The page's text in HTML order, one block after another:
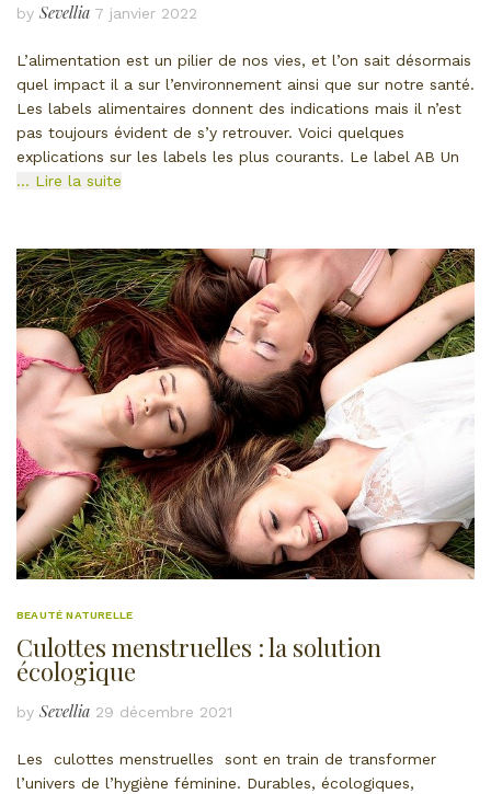
by Sevellia 7 janvier 2022
L’alimentation est un pilier de nos vies, et l’on sait désormais
quel impact il a sur l’environnement ainsi que sur notre santé.
Les labels alimentaires donnent des indications mais il n’est
pas toujours évident de s’y retrouver. Voici quelques
explications sur les labels les plus courants. Le label AB Un
… Lire la suite
BEAUTÉ NATURELLE
Culottes menstruelles : la solution
écologique
by Sevellia 29 décembre 2021
Les culottes menstruelles sont en train de transformer
l’univers de l’hygiène féminine. Durables, écologiques,